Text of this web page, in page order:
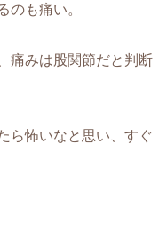
のも痛い。
痛みは股関節だと判断
ら怖いなと思い、すぐ